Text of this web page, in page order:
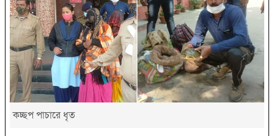
কচ্ছপ পাচারে ধৃত